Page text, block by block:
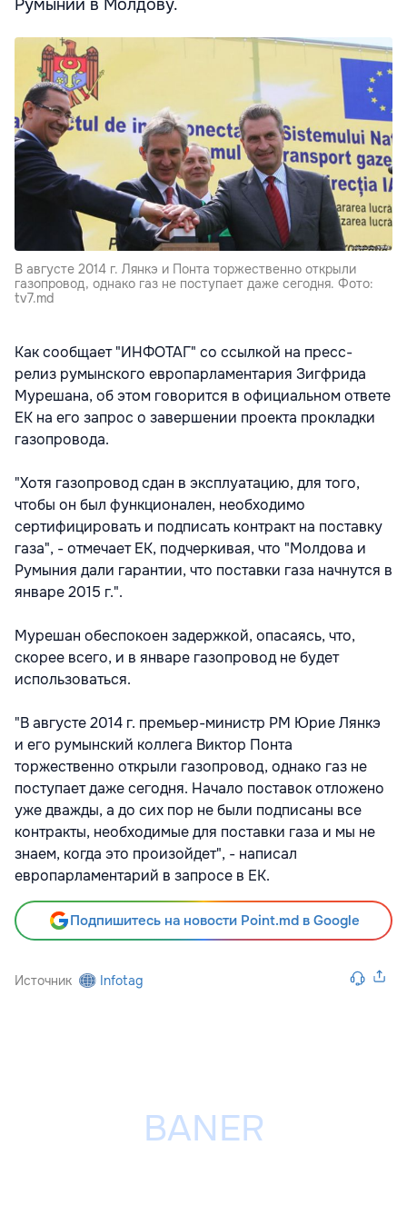
Румынии в Молдову.
В августе 2014 г. Лянкэ и Понта торжественно открыли
газопровод, однако газ не поступает даже сегодня. Фото:
tv7.md
Как сообщает "ИНФОТАГ" со ссылкой на пресс-
релиз румынского европарламентария Зигфрида
Мурешана, об этом говорится в официальном ответе
ЕК на его запрос о завершении проекта прокладки
газопровода.
"Хотя газопровод сдан в эксплуатацию, для того,
чтобы он был функционален, необходимо
сертифицировать и подписать контракт на поставку
газа", - отмечает ЕК, подчеркивая, что "Молдова и
Румыния дали гарантии, что поставки газа начнутся в
январе 2015 г.".
Мурешан обеспокоен задержкой, опасаясь, что,
скорее всего, и в январе газопровод не будет
использоваться.
"В августе 2014 г. премьер-министр РМ Юрие Лянкэ
и его румынский коллега Виктор Понта
торжественно открыли газопровод, однако газ не
поступает даже сегодня. Начало поставок отложено
уже дважды, а до сих пор не были подписаны все
контракты, необходимые для поставки газа и мы не
знаем, когда это произойдет", - написал
европарламентарий в запросе в ЕК.
Подпишитесь на новости Point.md в Google
Источник Infotag